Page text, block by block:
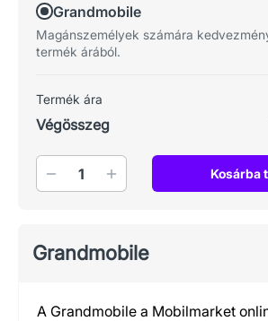
Grandmobile
Magánszemélyek számára
termék árából.
Termék ára
Végösszeg
Mennyiség Kosárba
Grandmobile
A Grandmobile a Mobilmarket